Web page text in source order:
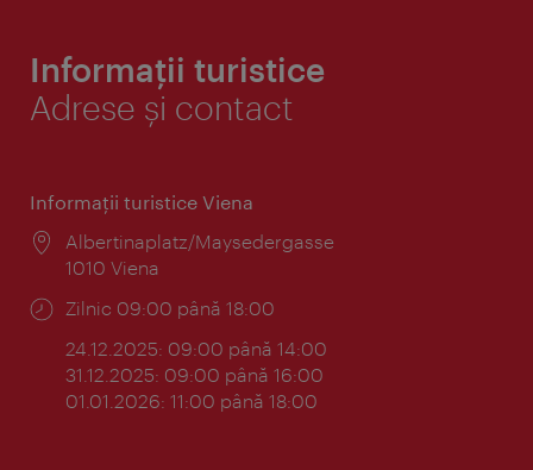
Informații turistice
Adrese și contact
Informaţii turistice Viena
Locul:
Albertinaplatz/Maysedergasse
1010 Viena
Program:
Zilnic 09:00 până 18:00
24.12.2025: 09:00 până 14:00
31.12.2025: 09:00 până 16:00
01.01.2026: 11:00 până 18:00